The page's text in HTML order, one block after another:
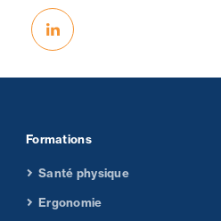
Formations
Santé physique
Ergonomie